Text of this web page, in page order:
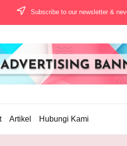
Subscribe to our newsletter &
Artikel Hubungi Kami